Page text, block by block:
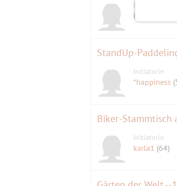
Initiatorin
Flohline
StandUp-
Initiatorin
*happiness
Biker-Stammtisch
Initiatorin
karla1 (64)